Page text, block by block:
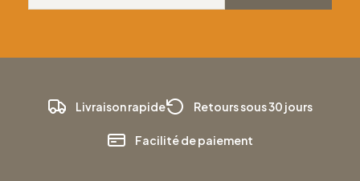
Livraison rapide Retours sous 30 jours
Facilité de paiement